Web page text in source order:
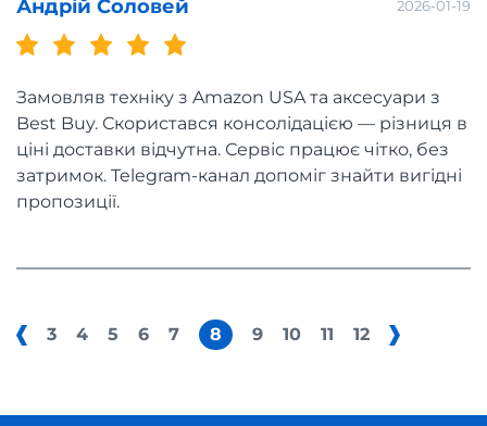
Андрій Соловей 2026-01-19
Замовляв техніку з Amazon USA та аксесуари з
Best Buy. Скористався консолідацією — різниця в
ціні доставки відчутна. Сервіс працює чітко, без
затримок. Telegram-канал допоміг знайти вигідні
пропозиції.
3 4 5 6 7 8 9 10 11 12